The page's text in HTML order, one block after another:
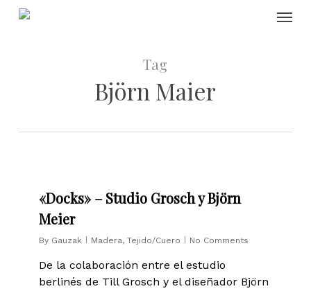
Skip
Tag
Björn Maier
«Docks» – Studio Grosch y Björn
Meier
By Gauzak Madera,Tejido/Cuero No Comments
De la colaboración entre el estudio
berlinés de Till Grosch y el diseñador Björn